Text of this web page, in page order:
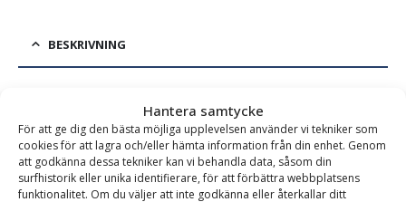
Hantera samtycke
För att ge dig den bästa möjliga upplevelsen använder vi tekniker som
cookies för att lagra och/eller hämta information från din enhet. Genom
att godkänna dessa tekniker kan vi behandla data, såsom din
surfhistorik eller unika identifierare, för att förbättra webbplatsens
funktionalitet. Om du väljer att inte godkänna eller återkallar ditt
BESKRIVNING
Frontplaneringsskopa PLG – fäste Euro, bredd 2500 mm,
djup 1150 mm, vikt 520 kg, för maskinvikt 4-9 ton
Frontplaneringsskopa för traktor och hjullastare – för
exakt markutjämning.En robust och högpresterande